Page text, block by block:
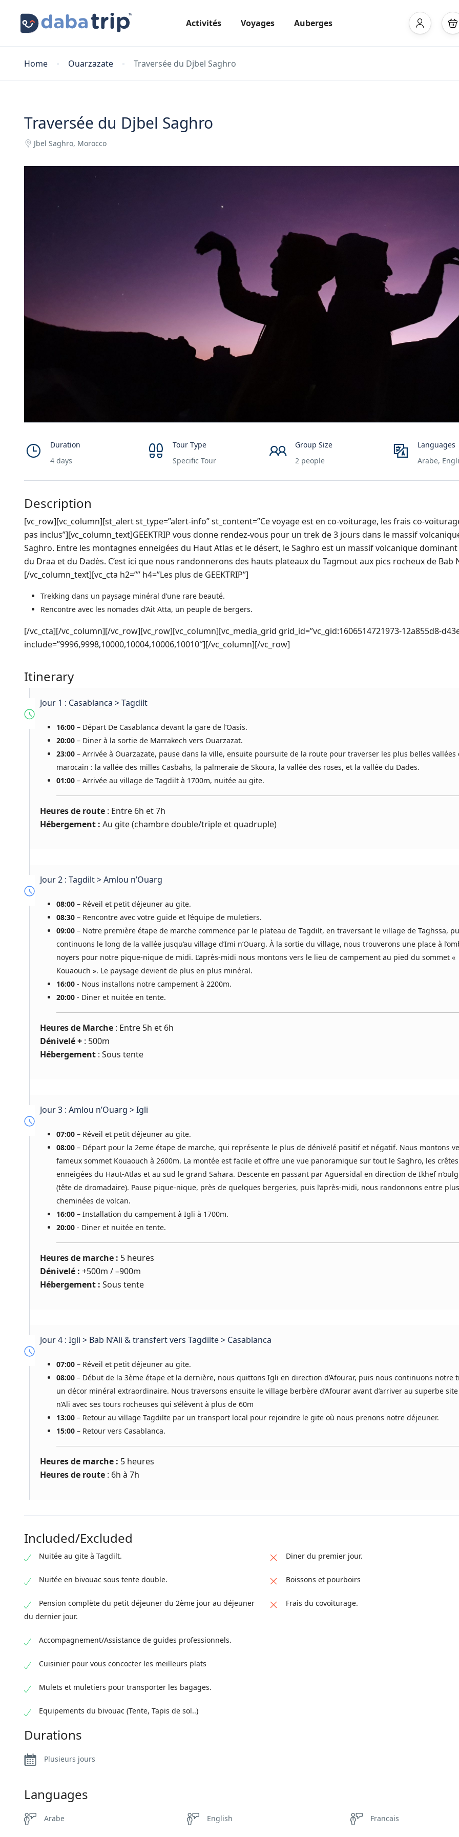
Activités Voyages Auberges
Home Ouarzazate Traversée du Djbel Saghro
Traversée du Djbel Saghro
Jbel Saghro, Morocco
Duration
4 days
Tour Type
Specific Tour
Group Size
2 people
Languages
Arabe,
Description
[vc_row][vc_column][st_alert st_type=”alert-info” st_content=”Ce voyage est en co-voiturage, les frais co-
pas inclus”][vc_column_text]GEEKTRIP vous donne rendez-vous pour un trek de 3 jours dans le massif
Saghro. Entre les montagnes enneigées du Haut Atlas et le désert, le Saghro est un massif volcanique dominant
du Draa et du Dadès. C’est ici que nous randonnerons des hauts plateaux du Tagmout aux pics rocheux de Bab
[/vc_column_text][vc_cta h2=”” h4=”Les plus de GEEKTRIP”]
Trekking dans un paysage minéral d’une rare beauté.
Rencontre avec les nomades d’Ait Atta, un peuple de bergers.
[/vc_cta][/vc_column][/vc_row][vc_row][vc_column][vc_media_grid grid_id=”vc_gid:1606514721973-12a855d8-
include=”9996,9998,10000,10004,10006,10010″][/vc_column][/vc_row]
Itinerary
Jour 1 : Casablanca > Tagdilt
16:00 – Départ De Casablanca devant la gare de l’Oasis.
20:00 – Diner à la sortie de Marrakech vers Ouarzazat.
23:00 – Arrivée à Ouarzazate, pause dans la ville, ensuite poursuite de la route pour traverser les plus belles vallées
marocain : la vallée des milles Casbahs, la palmeraie de Skoura, la vallée des roses, et la vallée du Dades.
01:00 – Arrivée au village de Tagdilt à 1700m, nuitée au gite.
Heures de route : Entre 6h et 7h
Hébergement : Au gite (chambre double/triple et quadruple)
Jour 2 : Tagdilt > Amlou n’Ouarg
08:00 – Réveil et petit déjeuner au gite.
08:30 – Rencontre avec votre guide et l’équipe de muletiers.
09:00 – Notre première étape de marche commence par le plateau de Tagdilt, en traversant le village de Taghssa,
continuons le long de la vallée jusqu’au village d’Imi n’Ouarg. À la sortie du village, nous trouverons une place à
noyers pour notre pique-nique de midi. L’après-midi nous montons vers le lieu de campement au pied du sommet «
Kouaouch ». Le paysage devient de plus en plus minéral.
16:00 - Nous installons notre campement à 2200m.
20:00 - Diner et nuitée en tente.
Heures de Marche : Entre 5h et 6h
Dénivelé + : 500m
Hébergement : Sous tente
Jour 3 : Amlou n’Ouarg > Igli
07:00 – Réveil et petit déjeuner au gite.
08:00 – Départ pour la 2eme étape de marche, qui représente le plus de dénivelé positif et négatif. Nous montons
fameux sommet Kouaouch à 2600m. La montée est facile et offre une vue panoramique sur tout le Saghro, les crêtes
enneigées du Haut-Atlas et au sud le grand Sahara. Descente en passant par Aguersidal en direction de Ikhef
(tête de dromadaire). Pause pique-nique, près de quelques bergeries, puis l’après-midi, nous randonnons entre
cheminées de volcan.
16:00 – Installation du campement à Igli à 1700m.
20:00 - Diner et nuitée en tente.
Heures de marche : 5 heures
Dénivelé : +500m / –900m
Hébergement : Sous tente
Jour 4 : Igli > Bab N’Ali & transfert vers Tagdilte > Casablanca
07:00 – Réveil et petit déjeuner au gite.
08:00 – Début de la 3ème étape et la dernière, nous quittons Igli en direction d’Afourar, puis nous continuons notre
un décor minéral extraordinaire. Nous traversons ensuite le village berbère d’Afourar avant d’arriver au superbe
n’Ali avec ses tours rocheuses qui s’élèvent à plus de 60m
13:00 – Retour au village Tagdilte par un transport local pour rejoindre le gite où nous prenons notre déjeuner.
15:00 – Retour vers Casablanca.
Heures de marche : 5 heures
Heures de route : 6h à 7h
Included/Excluded
Nuitée au gite à Tagdilt.
Nuitée en bivouac sous tente double.
Pension complète du petit déjeuner du 2ème jour au déjeuner
du dernier jour.
Accompagnement/Assistance de guides professionnels.
Cuisinier pour vous concocter les meilleurs plats
Mulets et muletiers pour transporter les bagages.
Equipements du bivouac (Tente, Tapis de sol..)
Diner du premier jour.
Boissons et pourboirs
Frais du covoiturage.
Durations
Plusieurs jours
Languages
Arabe English Francais